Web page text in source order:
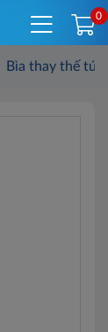
0
Bìa thay thế túi